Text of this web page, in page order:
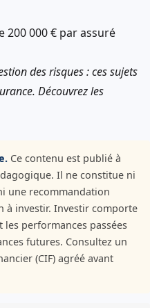
200 000 € par assuré
des risques : ces sujets
Découvrez les
Ce contenu est publié à
Il ne constitue ni
une recommandation
à investir. Investir comporte
performances passées
futures. Consultez un
(CIF) agréé avant